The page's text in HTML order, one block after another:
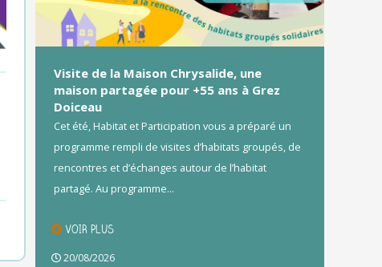
Visite de la Maison Chrysalide, une
maison partagée pour +55 ans à Grez
Doiceau
Cet été, Habitat et Participation vous a préparé un
programme rempli de visites d’habitats groupés, de
rencontres et d’échanges autour de l’habitat
partagé. Au programme...
VOIR PLUS
20/08/2026